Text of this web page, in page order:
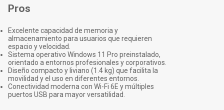
Pros
Excelente capacidad de memoria y
almacenamiento para usuarios que requieren
espacio y velocidad.
Sistema operativo Windows 11 Pro preinstalado,
orientado a entornos profesionales y corporativos.
Diseño compacto y liviano (1.4 kg) que facilita la
movilidad y el uso en diferentes entornos.
Conectividad moderna con Wi-Fi 6E y múltiples
puertos USB para mayor versatilidad.